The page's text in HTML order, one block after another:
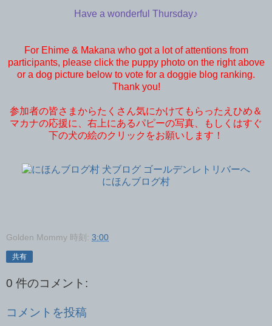
Have a wonderful Thursday♪
For Ehime & Makana who got a lot of attentions from
participants, please click the puppy photo on the right above
or a dog picture below to vote for a doggie blog ranking.
Thank you!
参加者の皆さまからたくさん気にかけてもらったえひめ＆
マカナの応援に、右上にあるパピーの写真、もしくはすぐ
下の犬の絵のクリックをお願いします！
にほんブログ村
Golden Mommy 時刻: 3:00
共有
0 件のコメント:
コメントを投稿